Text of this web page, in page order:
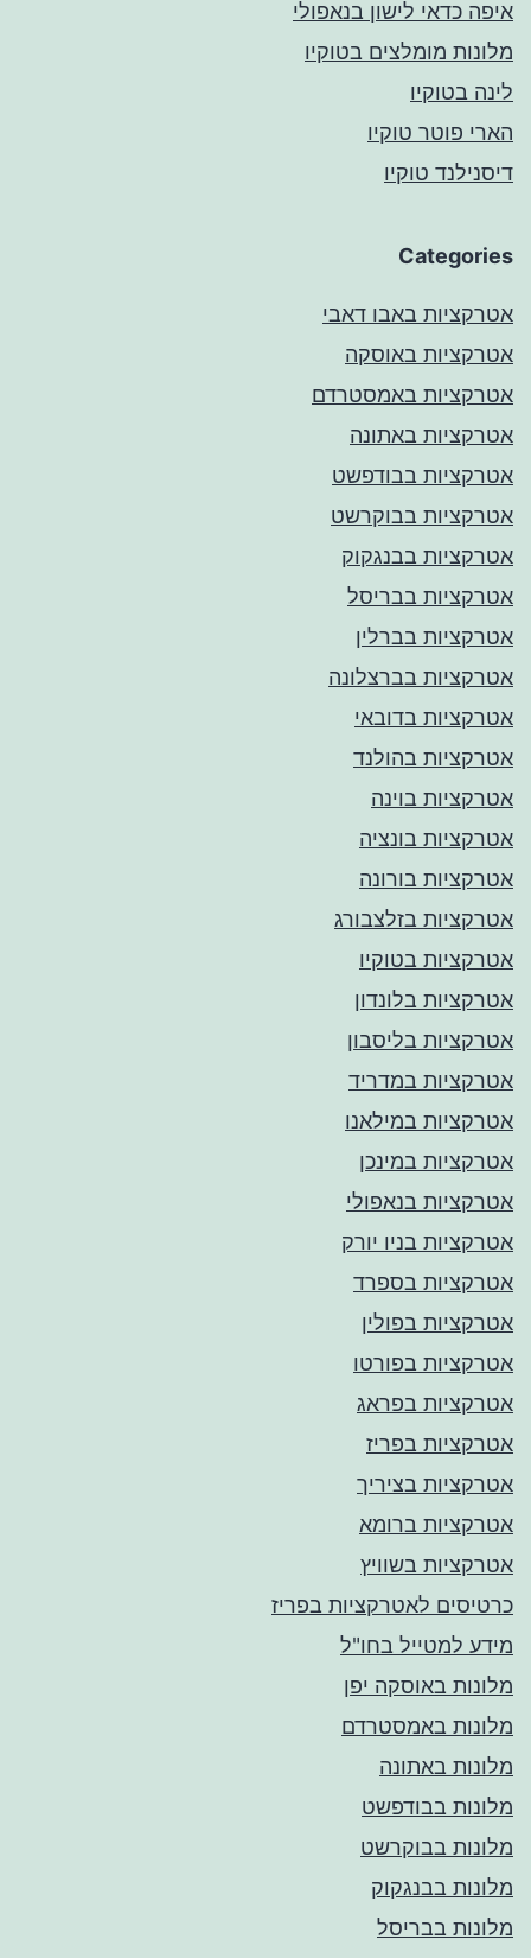
איפה כדאי לישון בנאפולי
מלונות מומלצים בטוקיו
לינה בטוקיו
הארי פוטר טוקיו
דיסנילנד טוקיו
Categories
אטרקציות באבו דאבי
אטרקציות באוסקה
אטרקציות באמסטרדם
אטרקציות באתונה
אטרקציות בבודפשט
אטרקציות בבוקרשט
אטרקציות בבנגקוק
אטרקציות בבריסל
אטרקציות בברלין
אטרקציות בברצלונה
אטרקציות בדובאי
אטרקציות בהולנד
אטרקציות בוינה
אטרקציות בונציה
אטרקציות בורונה
אטרקציות בזלצבורג
אטרקציות בטוקיו
אטרקציות בלונדון
אטרקציות בליסבון
אטרקציות במדריד
אטרקציות במילאנו
אטרקציות במינכן
אטרקציות בנאפולי
אטרקציות בניו יורק
אטרקציות בספרד
אטרקציות בפולין
אטרקציות בפורטו
אטרקציות בפראג
אטרקציות בפריז
אטרקציות בציריך
אטרקציות ברומא
אטרקציות בשוויץ
כרטיסים לאטרקציות בפריז
מידע למטייל בחו"ל
מלונות באוסקה יפן
מלונות באמסטרדם
מלונות באתונה
מלונות בבודפשט
מלונות בבוקרשט
מלונות בבנגקוק
מלונות בבריסל